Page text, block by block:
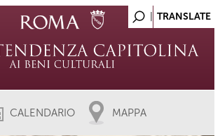
CALENDARIO MAPPA